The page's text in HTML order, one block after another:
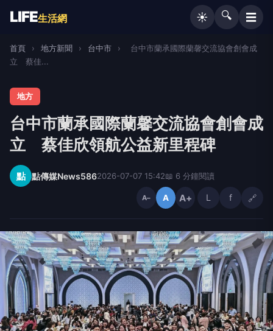
LIFE生活網 ☀️ 🔍 ☰
首頁 › 地方新聞 › 台中市 ›
台中市蘭承國際蘭馨交流協會創會成
立 蔡佳...
地方
台中市蘭承國際蘭馨交流協會創會成
立 蔡佳欣領航公益新里程碑
點 點傳媒News5862026-07-07 15:42📖 6 分鐘閱讀
A− A A+ L f 🔗